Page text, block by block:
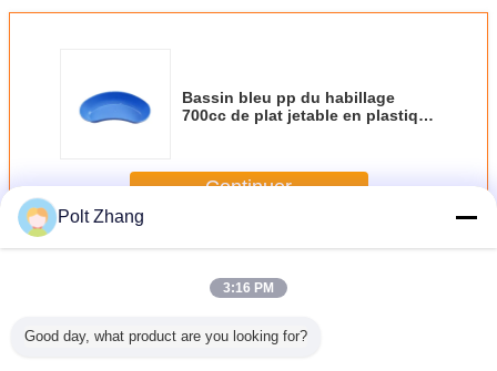
Bassin bleu pp du habillage
700cc de plat jetable en plastique
Continuer
PlusPlat jetable de rein
Polt Zhang
3:16 PM
Good day, what product are you looking for?